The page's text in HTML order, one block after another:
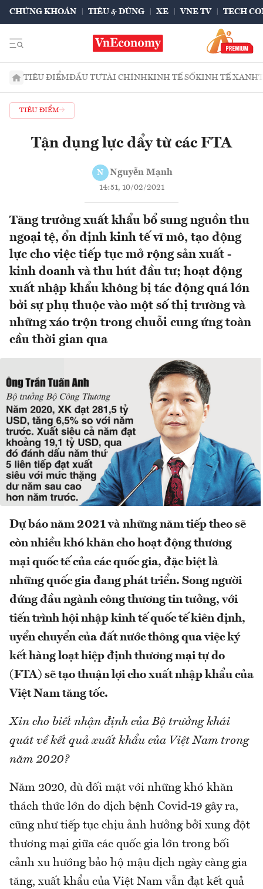
CHỨNG KHOÁN TIÊU & DÙNG XE VNE TV TECH
TIÊU ĐIỂMĐẦU TƯTÀI CHÍNHKINH TẾ SỐKINH TẾ XANH
TIÊU ĐIỂM
Tận dụng lực đẩy từ các FTA
N Nguyễn Mạnh
14:51, 10/02/2021
Tăng trưởng xuất khẩu bổ sung nguồn thu
ngoại tệ, ổn định kinh tế vĩ mô, tạo động
lực cho việc tiếp tục mở rộng sản xuất -
kinh doanh và thu hút đầu tư; hoạt động
xuất nhập khẩu không bị tác động quá lớn
bởi sự phụ thuộc vào một số thị trường và
những xáo trộn trong chuỗi cung ứng toàn
cầu thời gian qua
Dự báo năm 2021 và những năm tiếp theo sẽ
còn nhiều khó khăn cho hoạt động thương
mại quốc tế của các quốc gia, đặc biệt là
những quốc gia đang phát triển. Song người
đứng đầu ngành công thương tin tưởng, với
tiến trình hội nhập kinh tế quốc tế kiên định,
uyển chuyển của đất nước thông qua việc ký
kết hàng loạt hiệp định thương mại tự do
(FTA) sẽ tạo thuận lợi cho xuất nhập khẩu của
Việt Nam tăng tốc.
Xin cho biết nhận định của Bộ trưởng khái
quát về kết quả xuất khẩu của Việt Nam trong
năm 2020?
Năm 2020, dù đối mặt với những khó khăn
thách thức lớn do dịch bệnh Covid-19 gây ra,
cũng như tiếp tục chịu ảnh hưởng bởi xung đột
thương mại giữa các quốc gia lớn trong bối
cảnh xu hướng bảo hộ mậu dịch ngày càng gia
tăng, xuất khẩu của Việt Nam vẫn đạt kết quả